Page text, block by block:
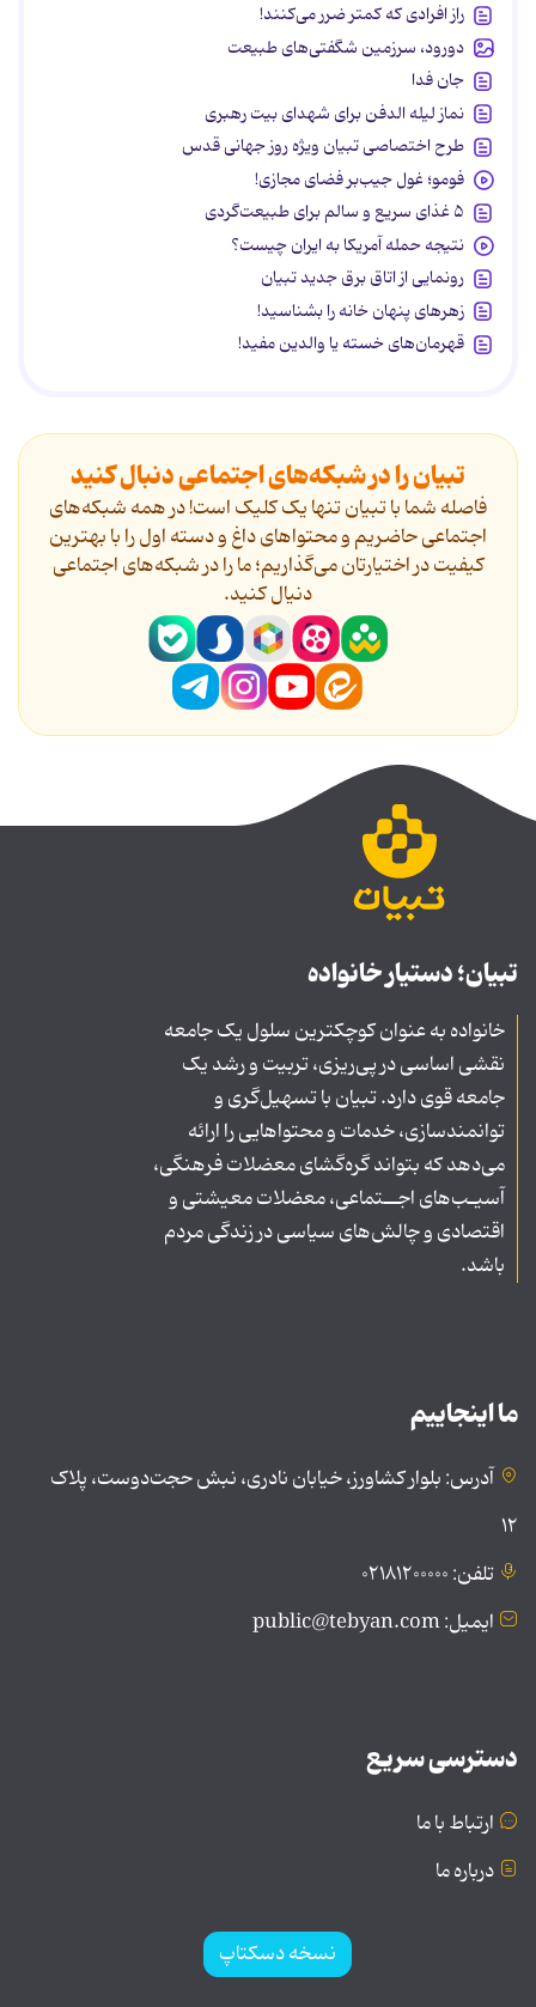
راز افرادی که کمتر ضرر می‌کنند!
دورود، سرزمین شگفتی‌های طبیعت
جان فدا
نماز لیله الدفن برای شهدای بیت رهبری
طرح اختصاصی تبیان ویژه روز جهانی قدس
فومو؛ غول جیب‌بر فضای مجازی!
۵ غذای سریع و سالم برای طبیعت‌گردی
نتیجه حمله آمریکا به ایران چیست؟
رونمایی از اتاق برق جدید تبیان
زهرهای پنهان خانه را بشناسید!
قهرمان‌های خسته یا والدین مفید!
تبیان را در شبکه‌های اجتماعی دنبال کنید
فاصله شما با تبیان تنها یک کلیک است! در همه شبکه‌های
اجتماعی حاضریم و محتواهای داغ و دسته اول را با بهترین
کیفیت در اختیارتان می‌گذاریم؛ ما را در شبکه‌های اجتماعی
دنیال کنید.
تبیان؛ دستیار خانواده
خانواده به عنوان کوچکترین سلول یک جامعه
نقشی اساسی در پی‌ریزی، تربیت و رشد یک
جامعه قوی دارد. تبیان با تسهیل‌گری و
توانمندسازی، خدمات و محتواهایی را ارائه
می‌دهد که بتواند گره‌گشای معضلات فرهنگی،
آسیـب‌های اجــتماعی، معضلات معیشتی و
اقتصادی و چالش‌های سیاسی در زندگی مردم
باشد.
ما اینجاییم
آدرس: بلوار کشاورز، خیابان نادری، نبش حجت‌دوست، پلاک
۱۲
تلفن: ۰۲۱۸۱۲۰۰۰۰۰
ایمیل: public@tebyan.com
دسترسی سریع
ارتباط با ما
درباره ما
نسخه دسکتاپ